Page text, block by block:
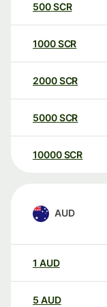
500SCR
1000SCR
2000SCR
5000SCR
10000 SCR
AUD
1 AUD
5 AUD